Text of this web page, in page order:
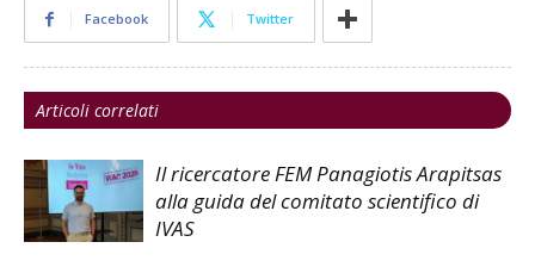
Facebook Twitter
Articoli correlati
Il ricercatore FEM Panagiotis Arapitsas
alla guida del comitato scientifico di
IVAS